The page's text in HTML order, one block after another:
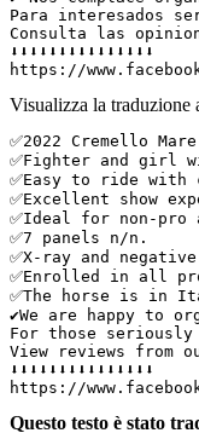
Para interesados
Consulta las
⬇️⬇️⬇️⬇️⬇️⬇️⬇️⬇️⬇️⬇️⬇️⬇️⬇️⬇️⬇️
https://
Visualizza la traduzione
✅️2022 Cremello
✅️Fighter and girl
✅️Easy to ride with
✅️Excellent show
✅️Ideal for non-pro
✅️7 panels n/n.
✅️X-ray and
✅️Enrolled in all
✅️The horse is in
✔️We are happy to
For those seriously
View reviews from
⬇️⬇️⬇️⬇️⬇️⬇️⬇️⬇️⬇️⬇️⬇️⬇️⬇️⬇️⬇️
https://
Questo testo è stato